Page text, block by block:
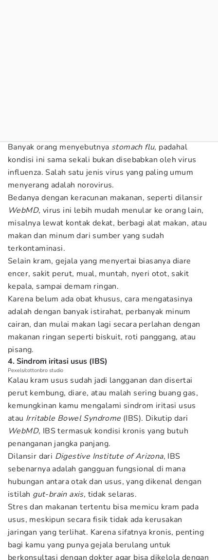
Banyak orang menyebutnya stomach flu, padahal
kondisi ini sama sekali bukan disebabkan oleh virus
influenza. Salah satu jenis virus yang paling umum
menyerang adalah norovirus.
Bedanya dengan keracunan makanan, seperti dilansir
WebMD, virus ini lebih mudah menular ke orang lain,
misalnya lewat kontak dekat, berbagi alat makan, atau
makan dan minum dari sumber yang sudah
terkontaminasi.
Selain kram, gejala yang menyertai biasanya diare
encer, sakit perut, mual, muntah, nyeri otot, sakit
kepala, sampai demam ringan.
Karena belum ada obat khusus, cara mengatasinya
adalah dengan banyak istirahat, perbanyak minum
cairan, dan mulai makan lagi secara perlahan dengan
makanan ringan seperti biskuit, roti panggang, atau
pisang.
4. Sindrom iritasi usus (IBS)
Pexels/cottonbro studio
Kalau kram usus sudah jadi langganan dan disertai
perut kembung, diare, atau malah sering buang gas,
kemungkinan kamu mengalami sindrom iritasi usus
atau Irritable Bowel Syndrome (IBS). Dikutip dari
WebMD, IBS termasuk kondisi kronis yang butuh
penanganan jangka panjang.
Dilansir dari Digestive Institute of Arizona, IBS
sebenarnya adalah gangguan fungsional di mana
hubungan antara otak dan usus, yang dikenal dengan
istilah gut-brain axis, tidak selaras.
Stres dan makanan tertentu bisa memicu kram pada
usus, meskipun secara fisik tidak ada kerusakan
jaringan yang terlihat. Karena sifatnya kronis, penting
bagi kamu yang punya gejala berulang untuk
berkonsultasi dengan dokter agar bisa dikelola dengan